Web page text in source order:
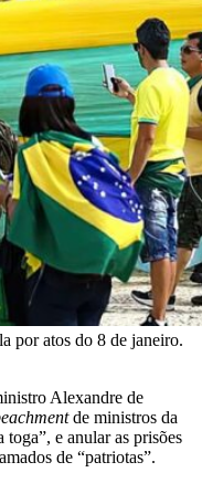
por atos do 8 de janeiro.
Alexandre de
de ministros da
e anular as prisões
de “patriotas”.